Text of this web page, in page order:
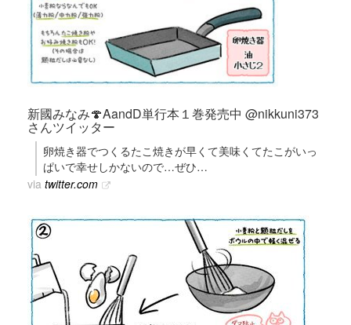
新國みなみ🍄AandD単行本１巻発売中 @nikkuni373
さんツイッター
卵焼き器でつくるたこ焼きが早くて美味くてたこがいっ
ぱいで幸せしかないので…ぜひ…
via twitter.com